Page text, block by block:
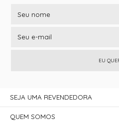
EU
SEJA UMA REVENDEDORA
QUEM SOMOS